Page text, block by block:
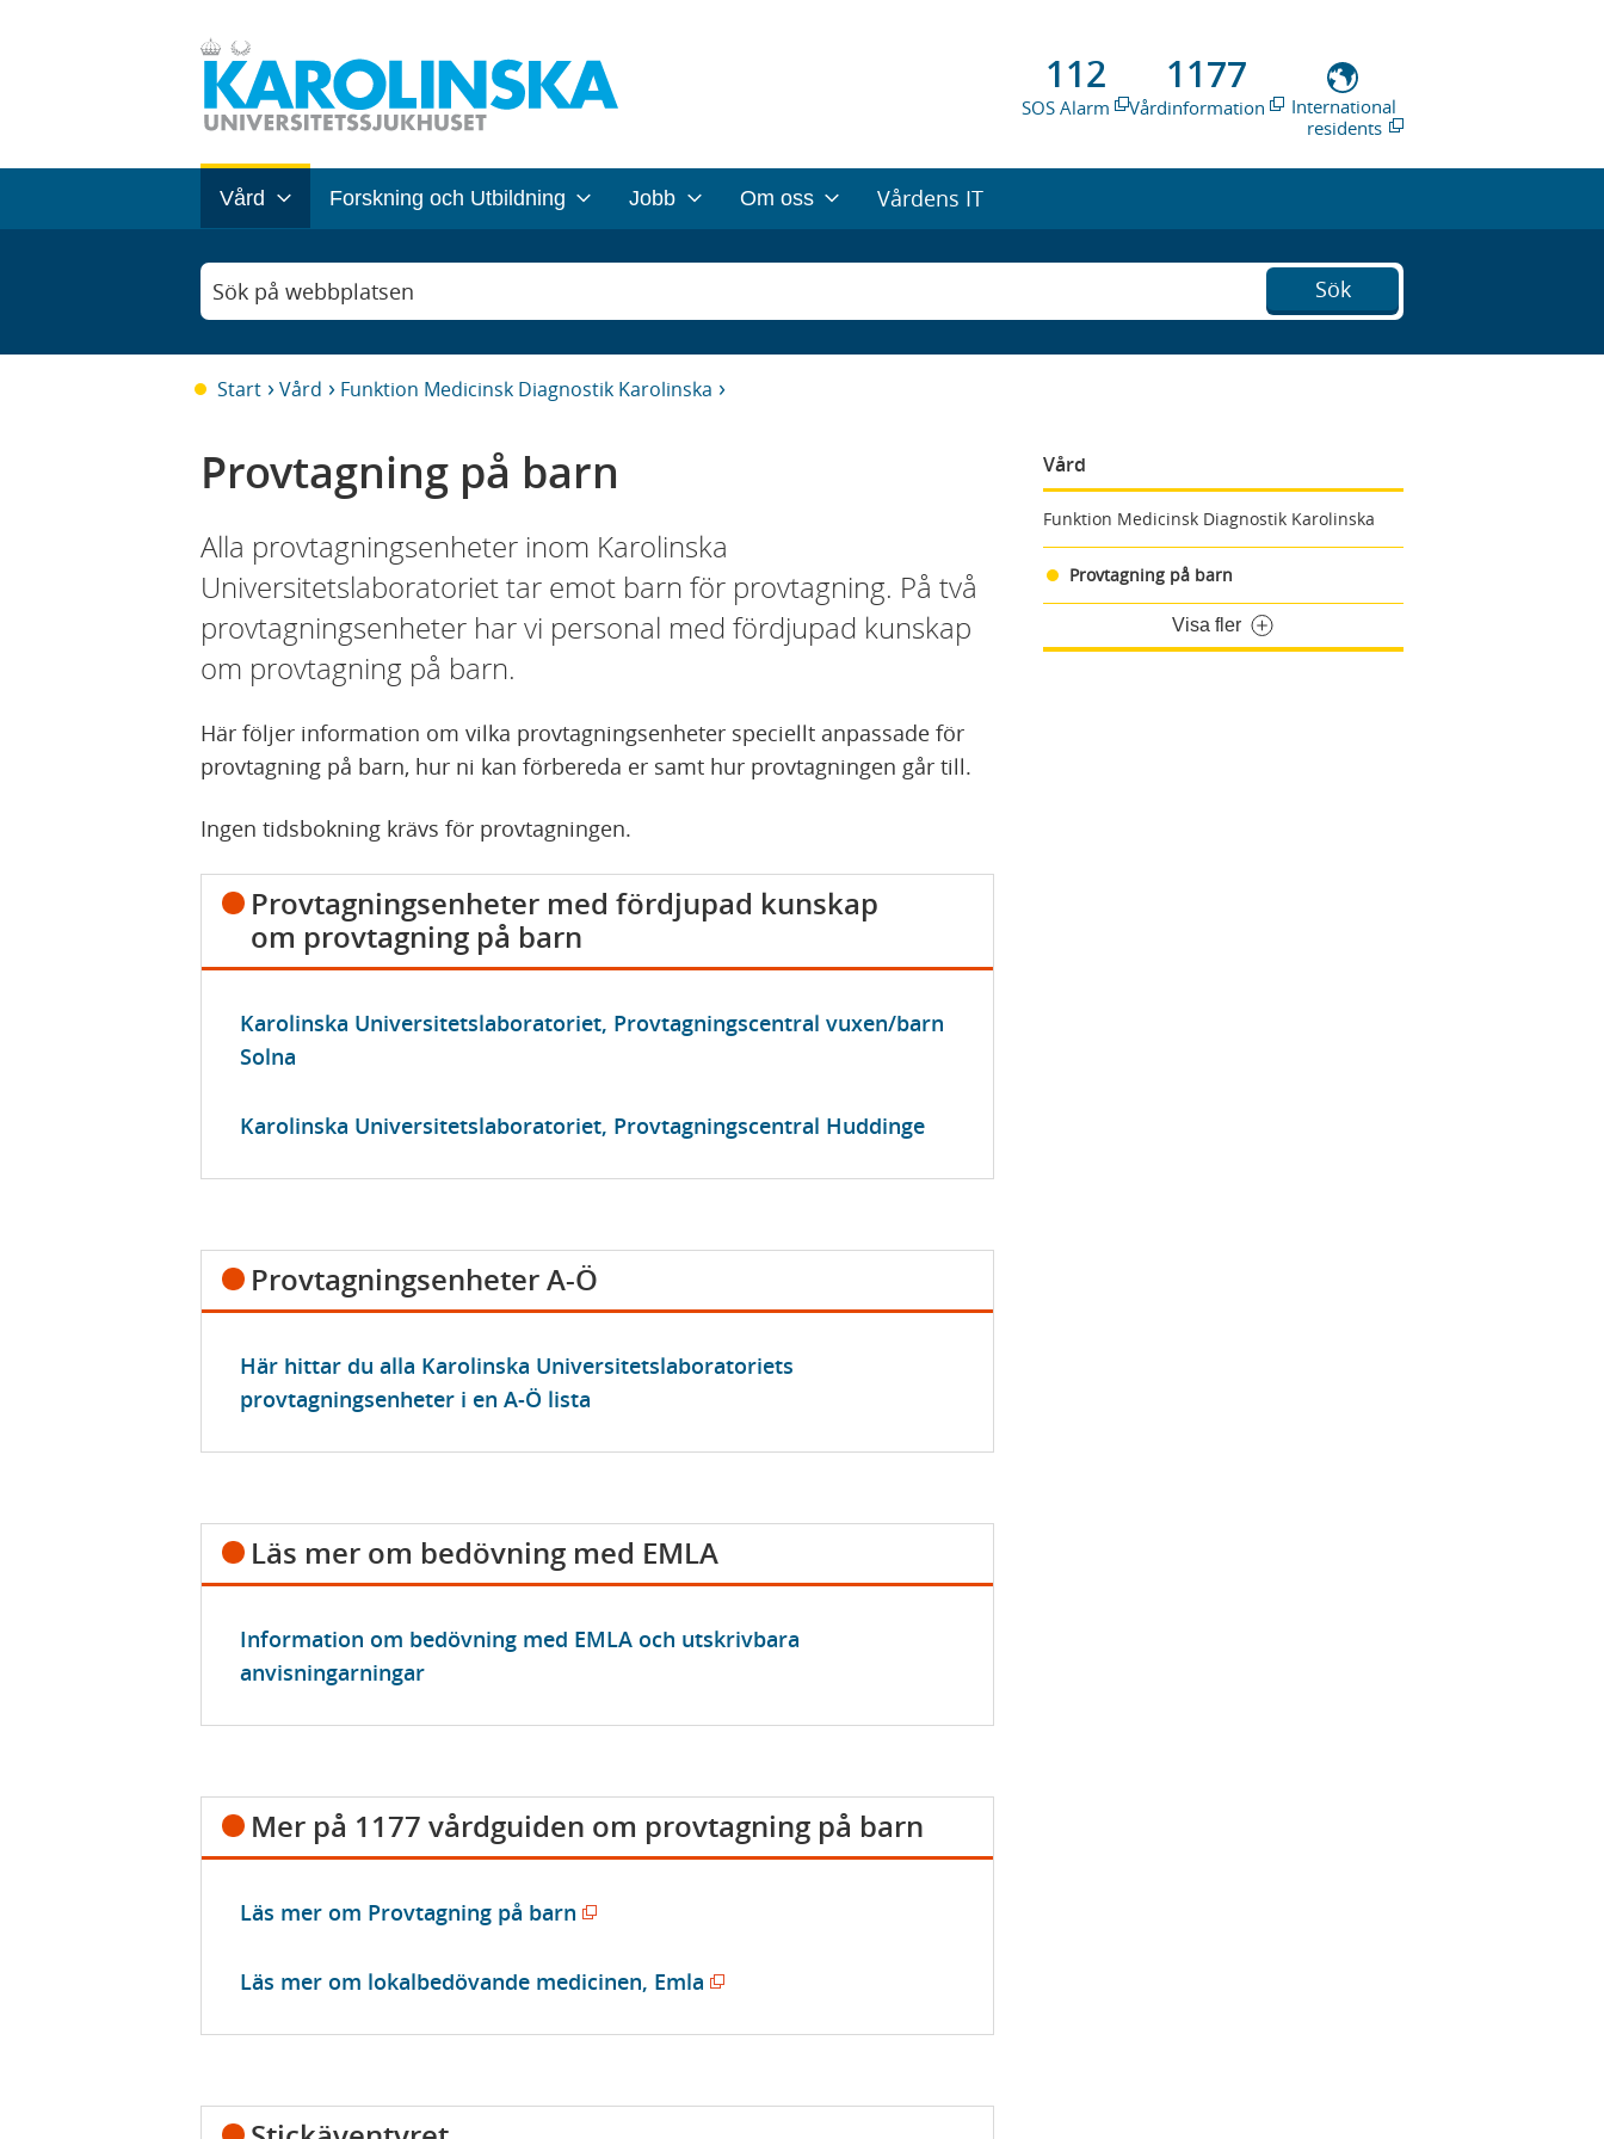
112
SOS Alarm
1177
Vårdinformation
International
residents
Vård Forskning och Utbildning Jobb Om oss Vårdens IT
Sök på webbplatsen Sök
Start Vård Funktion Medicinsk Diagnostik Karolinska
Vård
Funktion Medicinsk Diagnostik Karolinska
Provtagning på barn
Visa fler
Provtagning på barn
Alla provtagningsenheter inom Karolinska
Universitetslaboratoriet tar emot barn för provtagning. På två
provtagningsenheter har vi personal med fördjupad kunskap
om provtagning på barn.
Här följer information om vilka provtagningsenheter speciellt anpassade för
provtagning på barn, hur ni kan förbereda er samt hur provtagningen går till.
Ingen tidsbokning krävs för provtagningen.
Provtagningsenheter med fördjupad kunskap
om provtagning på barn
Karolinska Universitetslaboratoriet, Provtagningscentral vuxen/barn
Solna
Karolinska Universitetslaboratoriet, Provtagningscentral Huddinge
Provtagningsenheter A-Ö
Här hittar du alla Karolinska Universitetslaboratoriets
provtagningsenheter i en A-Ö lista
Läs mer om bedövning med EMLA
Information om bedövning med EMLA och utskrivbara
anvisningarningar
Mer på 1177 vårdguiden om provtagning på barn
Läs mer om Provtagning på barn (
p
n
s
Läs mer om lokalbedövande medicinen, Emla (
n